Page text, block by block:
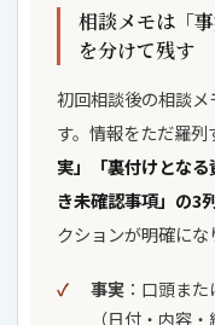
相談メモは「
を分けて残す
初回相談後の相談
す。情報をただ羅列
実」「裏付けとな
き未確認事項」の3
クションが明確にな
事実：口頭また
（日付・内容・